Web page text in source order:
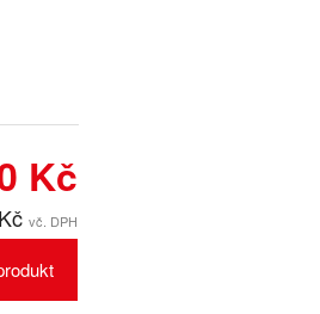
Kč
vč. DPH